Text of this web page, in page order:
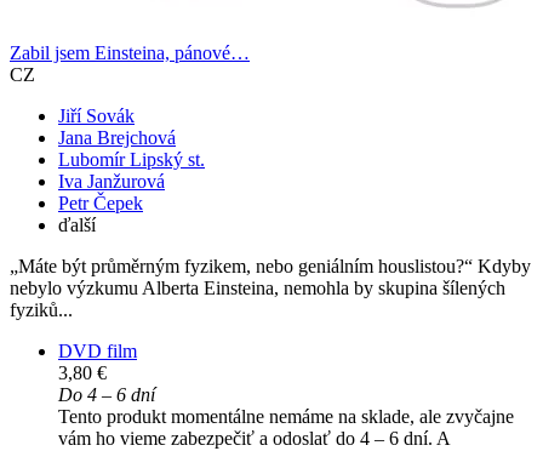
Zabil jsem Einsteina, pánové…
CZ
Jiří Sovák
Jana Brejchová
Lubomír Lipský st.
Iva Janžurová
Petr Čepek
ďalší
„Máte být průměrným fyzikem, nebo geniálním houslistou?“ Kdyby
nebylo výzkumu Alberta Einsteina, nemohla by skupina šílených
fyziků...
DVD film
3,80 €
Do 4 – 6 dní
Tento produkt momentálne nemáme na sklade, ale zvyčajne
vám ho vieme zabezpečiť a odoslať do 4 – 6 dní. A